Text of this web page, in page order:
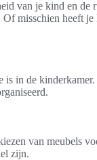
van je kind en
misschien heeft
in de
van meubels
zijn.